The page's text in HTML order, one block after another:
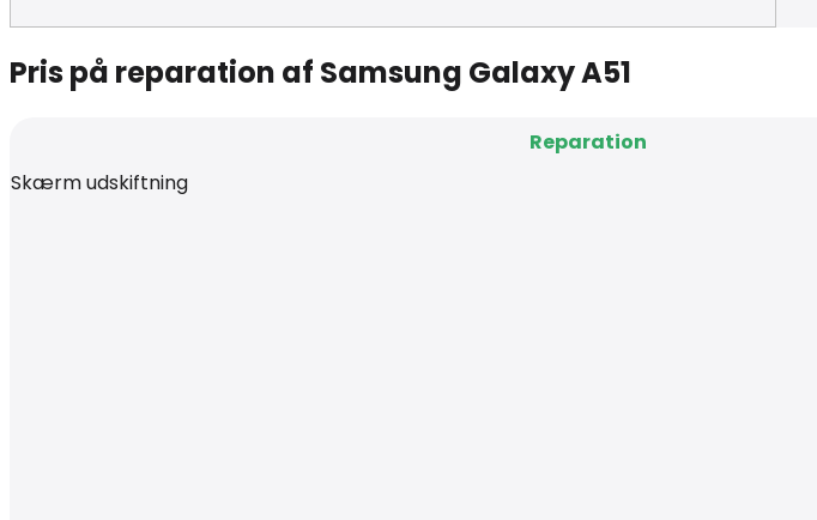
Pris på reparation af Samsung Galaxy A51
Reparation
Skærm udskiftning